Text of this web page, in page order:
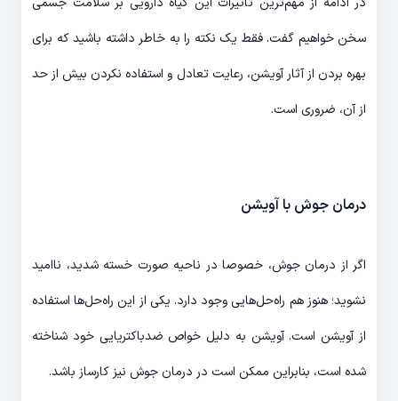
سخن خواهیم گفت. فقط یک نکته را به خاطر داشته باشید که برای
بهره بردن از آثار آویشن، رعایت تعادل و استفاده نکردن بیش از حد
از آن، ضروری است.
درمان جوش با آویشن
اگر از درمان جوش‌، خصوصا در ناحیه صورت خسته شدید، ناامید
نشوید؛ هنوز هم راه‌حل‌هایی وجود دارد. یکی از این راه‌حل‌ها استفاده
از آویشن است. آویشن به دلیل خواص ضدباکتریایی خود شناخته
شده است، بنابراین ممکن است در درمان جوش نیز کارساز باشد.